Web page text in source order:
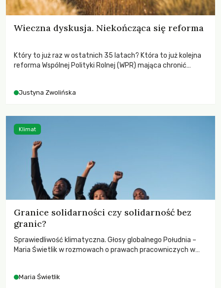
Wieczna dyskusja. Niekończąca się reforma
Który to już raz w ostatnich 35 latach? Która to już kolejna
reforma Wspólnej Polityki Rolnej (WPR) mająca chronić
Justyna Zwolińska
Granice solidarności czy solidarność bez
granic?
Sprawiedliwość klimatyczna. Głosy globalnego Południa –
Maria Świetlik w rozmowach o prawach pracowniczych w
Maria Świetlik
Klimat